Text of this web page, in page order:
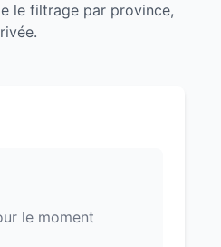
le filtrage par province,
le moment